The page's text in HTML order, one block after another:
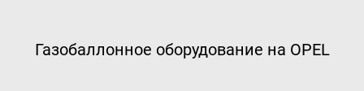
Газобаллонное оборудование на OPEL